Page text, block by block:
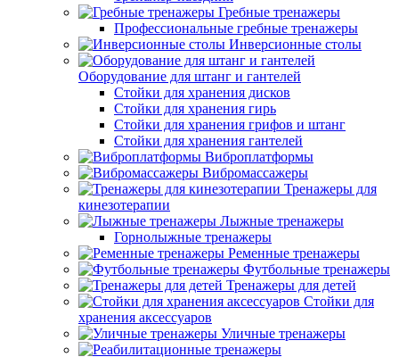
Гребные тренажеры
Профессиональные гребные тренажеры
Инверсионные столы
Оборудование для штанг и гантелей
Стойки для хранения дисков
Стойки для хранения гирь
Стойки для хранения грифов и штанг
Стойки для хранения гантелей
Виброплатформы
Вибромассажеры
Тренажеры для
кинезотерапии
Лыжные тренажеры
Горнолыжные тренажеры
Ременные тренажеры
Футбольные тренажеры
Тренажеры для детей
Стойки для
хранения аксессуаров
Уличные тренажеры